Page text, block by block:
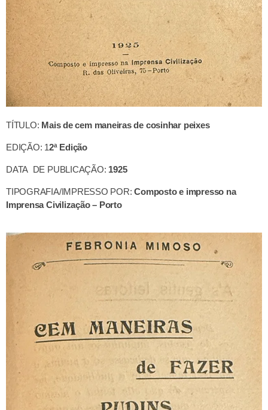
TÍTULO: Mais de cem maneiras de cosinhar peixes
EDIÇÃO: 12ª Edição
DATA DE PUBLICAÇÃO: 1925
TIPOGRAFIA/IMPRESSO POR:Composto e impresso na
Imprensa Civilização – Porto